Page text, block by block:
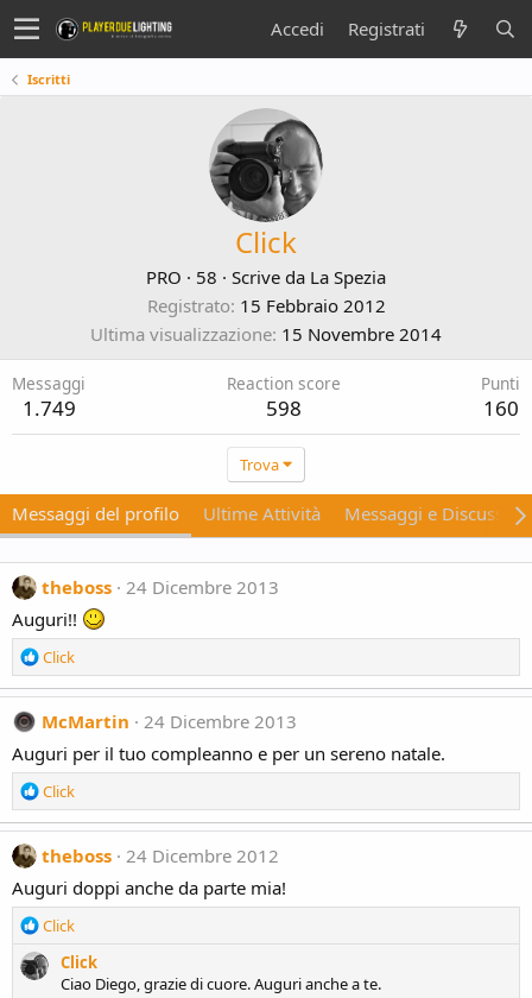
Accedi Registrati
Iscritti
Click
PRO · 58 · Scrive da La Spezia
Registrato 15 Febbraio 2012
Ultima visualizzazione 15 Novembre 2014
Messaggi
1.749
Reaction score
598
Punti
160
Trova
Messaggi del profilo Ultime Attività Messaggi e
theboss 24 Dicembre 2013
Auguri!!
R
e
a
c
i
o
n
s
:
Click
McMartin
24 Dicembre 2013
Auguri per il tuo compleanno e per un sereno natale.
R
e
a
c
i
o
s
:
Click
theboss 24 Dicembre 2012
Auguri doppi anche da parte mia!
R
a
Click
Click
Ciao Diego, grazie di cuore. Auguri anche a te.